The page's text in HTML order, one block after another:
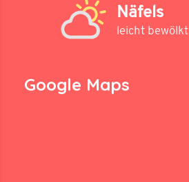
Näfels
leicht bewölkt
Google Maps